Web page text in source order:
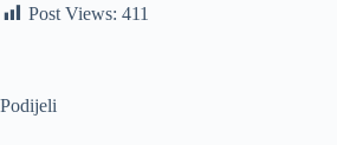
Post Views: 411
Podijeli